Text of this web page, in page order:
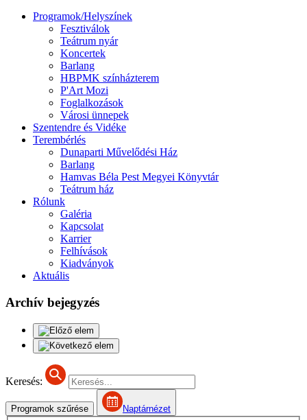
Programok/Helyszínek
Fesztiválok
Teátrum nyár
Koncertek
Barlang
HBPMK színházterem
P'Art Mozi
Foglalkozások
Városi ünnepek
Szentendre és Vidéke
Terembérlés
Dunaparti Művelődési Ház
Barlang
Hamvas Béla Pest Megyei Könyvtár
Teátrum ház
Rólunk
Galéria
Kapcsolat
Karrier
Felhívások
Kiadványok
Aktuális
Archív bejegyzés
Keresés:
Programok szűrése Naptárnézet